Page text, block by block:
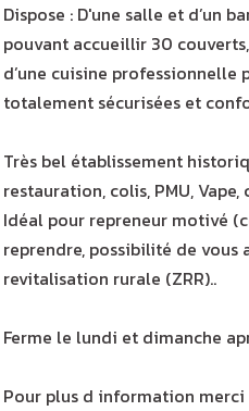
Dispose : D'une salle et d’un
pouvant accueillir 30
d’une cuisine professionnelle
totalement sécurisées et
Très bel établissement
restauration, colis, PMU, Vape,
Idéal pour repreneur motivé
reprendre, possibilité de vous
revitalisation rurale (ZRR)..
Ferme le lundi et dimanche
Pour plus d information